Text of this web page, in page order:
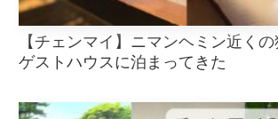
【チェンマイ】ニマンヘミン近く
ゲストハウスに泊まってきた